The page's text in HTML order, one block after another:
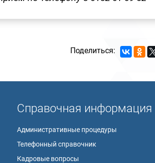
Поделиться:
Справочная информация
Административные процедуры
Телефонный справочник
Кадровые вопросы